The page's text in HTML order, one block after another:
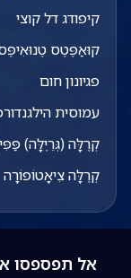
קיפודג דל קוצי
קוּאַפֶּטֶס
פגיונון חום
עמוסית
קְרֶלָּה (גְּרֵיֶלָּה)
קְרֶלָּה צִיאָטוֹפוֹרָה
אל תפספסו